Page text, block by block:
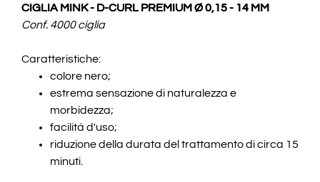
CIGLIA MINK - D-CURL PREMIUM Ø 0,15 - 14 MM
Conf. 4000 ciglia
Caratteristiche:
colore nero;
estrema sensazione di naturalezza e
morbidezza;
facilità d'uso;
riduzione della durata del trattamento di circa 15
minuti.